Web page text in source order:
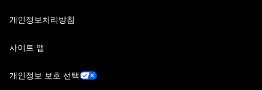
개인정보처리방침
사이트 맵
개인정보 보호 선택